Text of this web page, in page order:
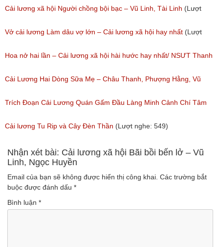
(Lượt nghe: 776)
Cải lương xã hội Người chồng bội bạc – Vũ Linh, Tài Linh (Lượt
nghe: 475)
Vở cải lương Làm dâu vợ lớn – Cải lương xã hội hay nhất (Lượt
nghe: 383)
Hoa nở hai lần – Cải lương xã hội hài hước hay nhất/ NSƯT Thanh
Ngân, NSƯT Vũ Linh
(Lượt nghe: 191)
Cải Lương Hai Dòng Sữa Mẹ – Châu Thanh, Phượng Hằng, Vũ
Minh Vương, Linh Vương, Phương Hồng Thủy
(Lượt nghe: 609)
Trích Đoạn Cải Lương Quán Gấm Đầu Làng Minh Cảnh Chí Tâm
(Lượt nghe: 285)
Cải lương Tu Rip và Cây Đèn Thần (Lượt nghe: 549)
Nhận xét bài: Cải lương xã hội Bãi bồi bến lở – Vũ
Linh, Ngọc Huyền
Email của bạn sẽ không được hiển thị công khai. Các trường bắt
buộc được đánh dấu *
Bình luận *